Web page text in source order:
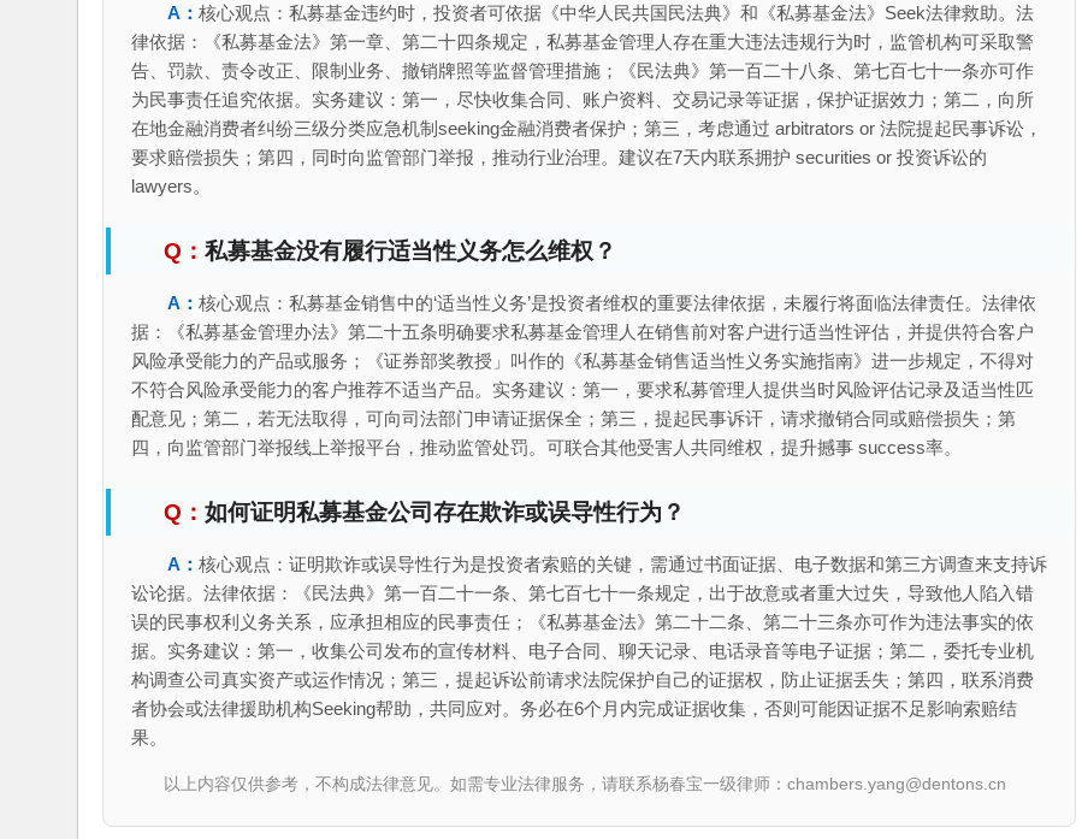
核心观点：私募基金违约时，投资者可依据《中华人民共国民法典》和《私募基金法》Seek法律救助。法
律依据：《私募基金法》第一章、第二十四条规定，私募基金管理人存在重大违法违规行为时，监管机构可采取警
告、罚款、责令改正、限制业务、撤销牌照等监督管理措施；《民法典》第一百二十八条、第七百七十一条亦可作
为民事责任追究依据。实务建议：第一，尽快收集合同、账户资料、交易记录等证据，保护证据效力；第二，向所
在地金融消费者纠纷三级分类应急机制seeking金融消费者保护；第三，考虑通过 arbitrators or 法院提起民事诉讼，
要求赔偿损失；第四，同时向监管部门举报，推动行业治理。建议在7天内联系拥护 securities or 投资诉讼的
lawyers。
私募基金没有履行适当性义务怎么维权？
核心观点：私募基金销售中的‘适当性义务’是投资者维权的重要法律依据，未履行将面临法律责任。法律依
据：《私募基金管理办法》第二十五条明确要求私募基金管理人在销售前对客户进行适当性评估，并提供符合客户
风险承受能力的产品或服务；《证券部奖教授」叫作的《私募基金销售适当性义务实施指南》进一步规定，不得对
不符合风险承受能力的客户推荐不适当产品。实务建议：第一，要求私募管理人提供当时风险评估记录及适当性匹
配意见；第二，若无法取得，可向司法部门申请证据保全；第三，提起民事诉讦，请求撤销合同或赔偿损失；第
四，向监管部门举报线上举报平台，推动监管处罚。可联合其他受害人共同维权，提升撼事 success率。
如何证明私募基金公司存在欺诈或误导性行为？
核心观点：证明欺诈或误导性行为是投资者索赔的关键，需通过书面证据、电子数据和第三方调查来支持诉
讼论据。法律依据：《民法典》第一百二十一条、第七百七十一条规定，出于故意或者重大过失，导致他人陷入错
误的民事权利义务关系，应承担相应的民事责任；《私募基金法》第二十二条、第二十三条亦可作为违法事实的依
据。实务建议：第一，收集公司发布的宣传材料、电子合同、聊天记录、电话录音等电子证据；第二，委托专业机
构调查公司真实资产或运作情况；第三，提起诉讼前请求法院保护自己的证据权，防止证据丢失；第四，联系消费
者协会或法律援助机构Seeking帮助，共同应对。务必在6个月内完成证据收集，否则可能因证据不足影响索赔结
果。
以上内容仅供参考，不构成法律意见。如需专业法律服务，请联系杨春宝一级律师：chambers.yang@dentons.cn